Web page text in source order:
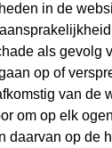
in de
als gevolg
op of
van de
om op elk
daarvan op de